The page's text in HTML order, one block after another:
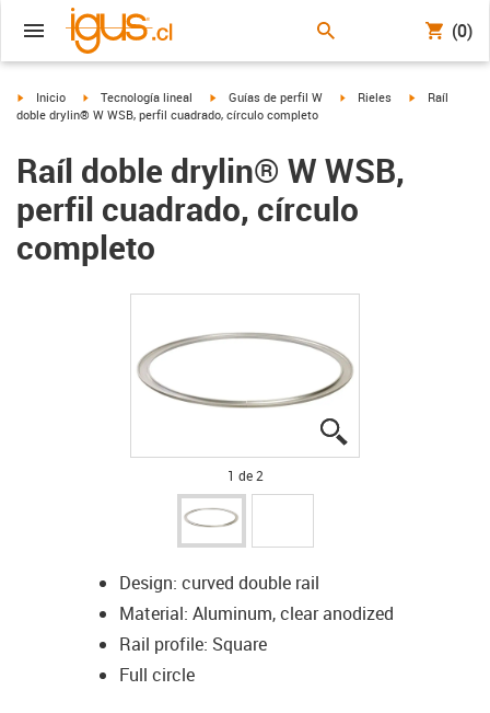
(0)
igus-icon-arrow-right
Inicio igus-icon-arrow-right
Tecnología lineal igus-icon-arrow-right
Guías de perfil W igus-icon-arrow-right
Rieles igus-icon-
Raíl
doble drylin® W WSB, perfil cuadrado, círculo completo
Raíl doble drylin® W WSB,
perfil cuadrado, círculo
completo
1 de 2
Design: curved double rail
Material: Aluminum, clear anodized
Rail profile: Square
Full circle